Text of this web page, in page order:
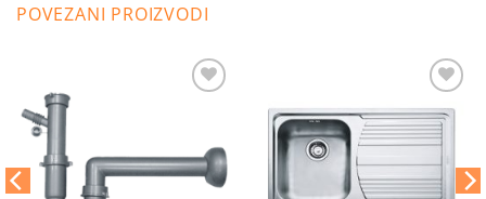
POVEZANI PROIZVODI
želja
Dodaj
na
listu